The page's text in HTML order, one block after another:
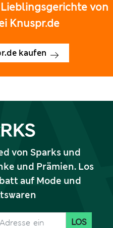
von
Knuspr.de
kaufen
von Sparks und
und Prämien. Los
auf Mode und
LOS